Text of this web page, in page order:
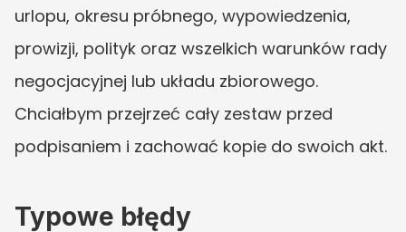
urlopu, okresu próbnego, wypowiedzenia,
prowizji, polityk oraz wszelkich warunków rady
negocjacyjnej lub układu zbiorowego.
Chciałbym przejrzeć cały zestaw przed
podpisaniem i zachować kopie do swoich akt.
Typowe błędy